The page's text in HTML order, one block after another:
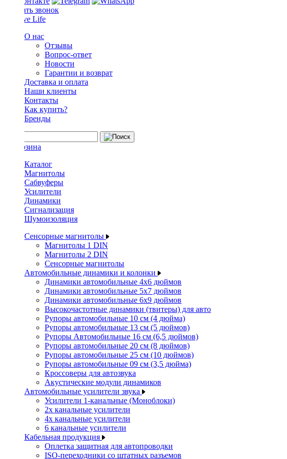
Заказать звонок
О нас
Отзывы
Вопрос-ответ
Новости
Гарантии и возврат
Доставка и оплата
Наши клиенты
Контакты
Как купить?
Бренды
Каталог
Магнитолы
Сабвуферы
Усилители
Динамики
Сигнализация
Шумоизоляция
Сенсорные магнитолы
Магнитолы 1 DIN
Магнитолы 2 DIN
Сенсорные магнитолы
Автомобильные динамики и колонки
Динамики автомобильные 4x6 дюймов
Динамики автомобильные 5x7 дюймов
Динамики автомобильные 6x9 дюймов
Высокочастотные динамики (твитеры) для авто
Рупоры автомобильные 10 см (4 дюйма)
Рупоры автомобильные 13 см (5 дюймов)
Рупоры Автомобильные 16 см (6,5 дюймов)
Рупоры автомобильные 20 см (8 дюймов)
Рупоры автомобильные 25 см (10 дюймов)
Рупоры автомобильные 09 см (3,5 дюйма)
Кроссоверы для автозвука
Акустические модули динамиков
Автомобильные усилители звука
Усилители 1-канальные (Моноблоки)
2х канальные усилители
4х канальные усилители
6 канальные усилители
Кабельная продукция
Оплетка защитная для автопроводки
ISO-переходники со штатных разъемов